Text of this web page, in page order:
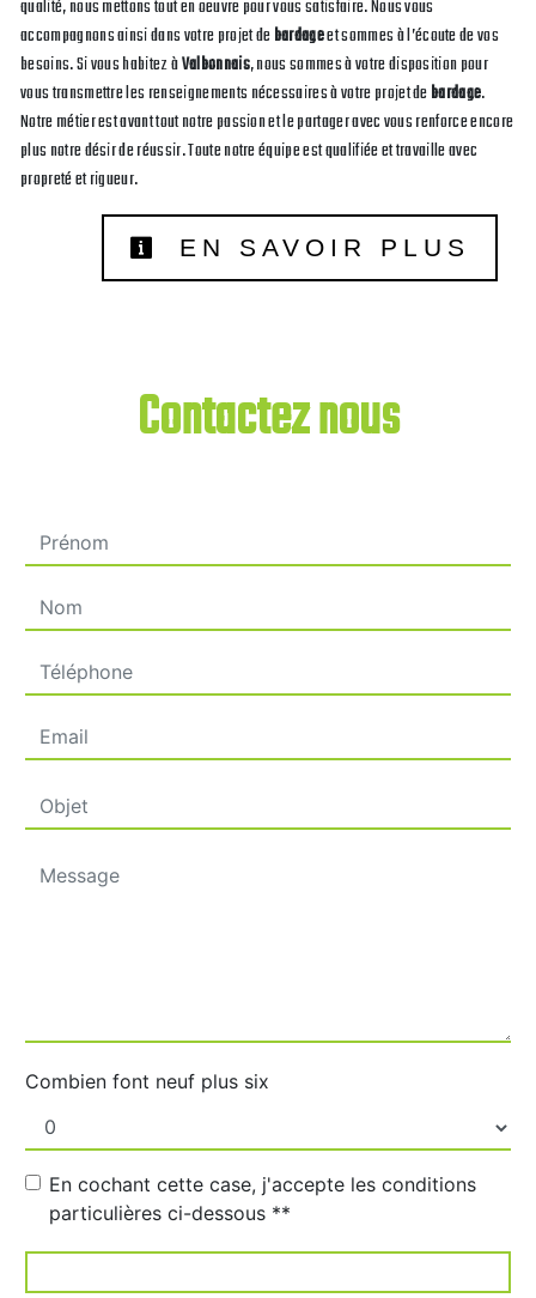
qualité, nous mettons tout en oeuvre pour vous satisfaire. Nous vous
accompagnons ainsi dans votre projet debardageet sommes à l’écoute de vos
besoins. Si vous habitez àValbonnais, nous sommes à votre disposition pour
vous transmettre les renseignements nécessaires à votre projet debardage.
Notre métier est avant tout notre passion et le partager avec vous renforce encore
plus notre désir de réussir. Toute notre équipe est qualifiée et travaille avec
propreté et rigueur.
EN SAVOIR PLUS
Contactez nous
Combien font neuf plus six
En cochant cette case, j'accepte les conditions
particulières ci-dessous **